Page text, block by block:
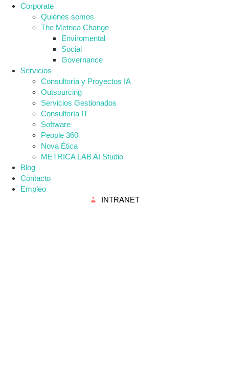
Corporate
Quiénes somos
The Metrica Change
Enviromental
Social
Governance
Servicios
Consultoría y Proyectos IA
Outsourcing
Servicios Gestionados
Consultoría IT
Software
People 360
Nova Ética
METRICA LAB AI Studio
Blog
Contacto
Empleo
INTRANET